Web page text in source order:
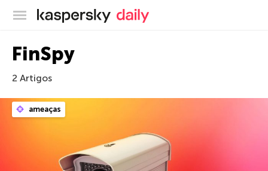
Blog oficial da Kaspersky
FinSpy
2 Artigos
ameaças